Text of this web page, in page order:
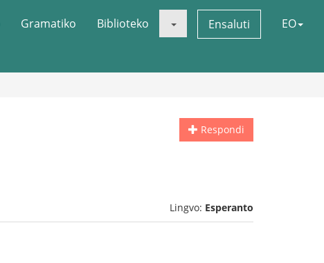
Gramatiko Biblioteko Ensaluti EO
Respondi
Lingvo: Esperanto